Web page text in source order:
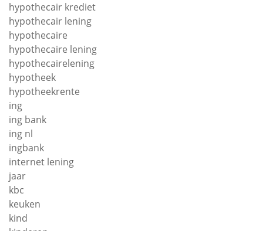
hypothecair krediet
hypothecair lening
hypothecaire
hypothecaire lening
hypothecairelening
hypotheek
hypotheekrente
ing
ing bank
ing nl
ingbank
internet lening
jaar
kbc
keuken
kind